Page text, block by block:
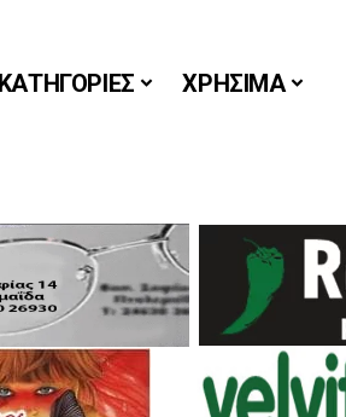
ΚΑΤΗΓΟΡΙΕΣ ΧΡΗΣΙΜΑ